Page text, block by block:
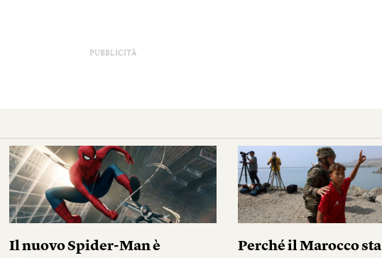
PUBBLICITÀ
Il nuovo Spider-Man è
Perché il Marocco sta